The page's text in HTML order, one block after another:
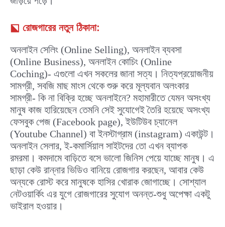
⬕ রোজগারের নতুন ঠিকানা:
অনলাইন সেলিং (Online Selling), অনলাইন ব্যবসা
(Online Business), অনলাইন কোচিং (Online
Coching)- এগুলো এখন সকলের জানা সত্য। নিত্যপ্রয়োজনীয়
সামগ্রী, সবজি মাছ মাংস থেকে শুরু করে মূল্যবান অলংকার
সামগ্রী- কি না বিক্রি হচ্ছে অনলাইনে? মহামারীতে যেমন অসংখ্য
মানুষ কাজ হারিয়েছেন তেমনি সেই সুযোগেই তৈরি হয়েছে অসংখ্য
ফেসবুক পেজ (Facebook page), ইউটিউব চ্যানেল
(Youtube Channel) বা ইনস্টাগ্রাম (instagram) একাউন্ট।
অনলাইন সেলার, ই-কমার্সিয়াল সাইটদের তো এখন ব্যাপক
রমরমা। কমদামে বাড়িতে বসে ভালো জিনিস পেয়ে যাচ্ছে মানুষ। এ
ছাড়া কেউ রান্নার ভিডিও বানিয়ে রোজগার করছেন, আবার কেউ
অন্যকে রোস্ট করে মানুষকে হাসির খোরাক জোগাচ্ছে। সোশ্যাল
নেটওয়ার্কিং এর যুগে রোজগারের সুযোগ অনন্ত-শুধু অপেক্ষা একটু
ভাইরাল হওয়ার।